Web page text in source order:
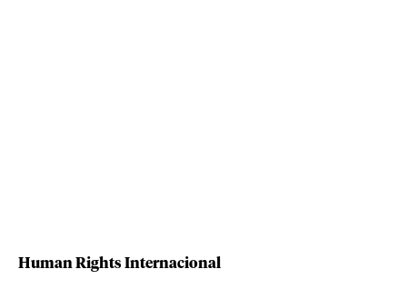
Human Rights Internacional